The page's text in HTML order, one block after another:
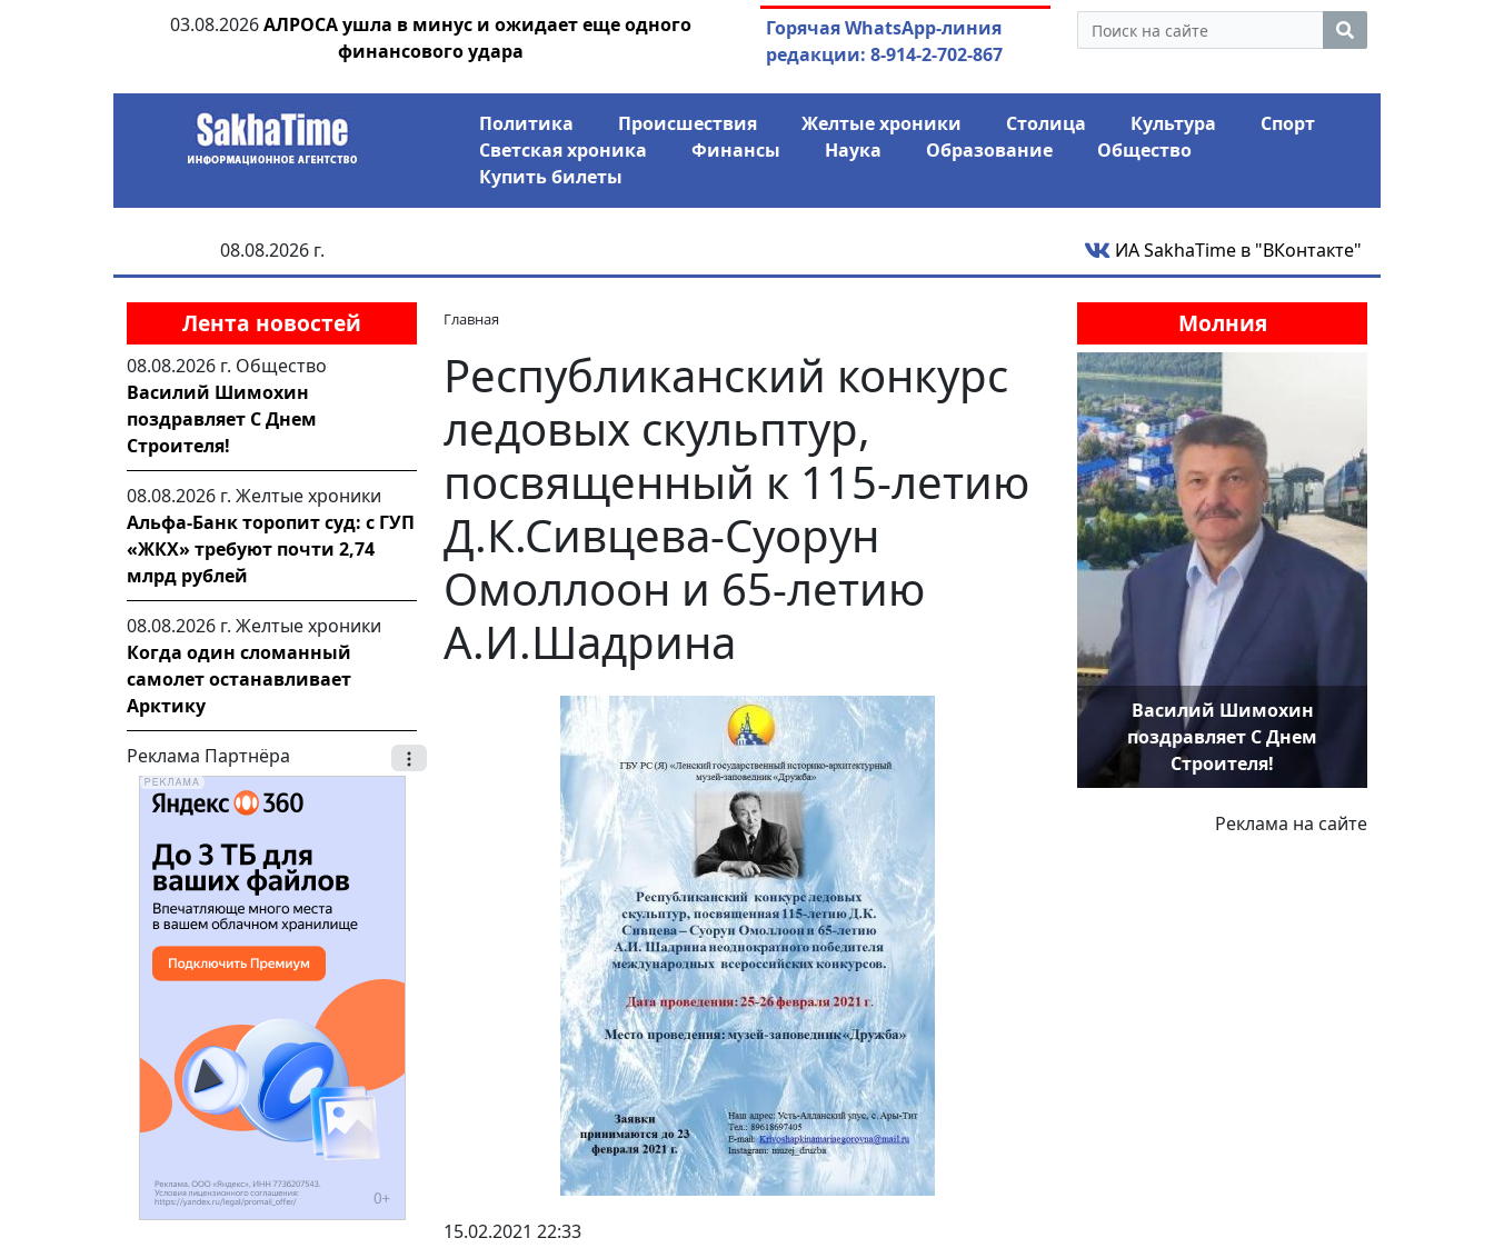
03.08.2026 АЛРОСА ушла в минус и ожидает еще одного
финансового удара
04.08.2026Маски сброшены: экс-депутат Ил Тумэна
заявил о «колониальном сапоге» России
04.08.2026
Горячая WhatsApp-линия
редакции: 8-914-2-702-867
Политика Происшествия Желтые хроники Столица Культура
Спорт
Светская хроника
Финансы Наука Образование
Общество
Купить билеты
08.08.2026 г. ИА SakhaTime в "ВКонтакте"
Лента новостей
08.08.2026 г. Общество
Василий Шимохин
поздравляет С Днем
Строителя!
08.08.2026 г. Желтые хроники
Альфа-Банк торопит суд: с ГУП
«ЖКХ» требуют почти 2,74
млрд рублей
08.08.2026 г. Желтые хроники
Когда один сломанный
самолет останавливает
Арктику
Реклама Партнёра
Главная
Республиканский конкурс
ледовых скульптур,
посвященный к 115-летию
Д.К.Сивцева-Суорун
Омоллоон и 65-летию
А.И.Шадрина
15.02.2021 22:33
Молния
Василий Шимохин
поздравляет С Днем
Строителя!
Реклама на сайте